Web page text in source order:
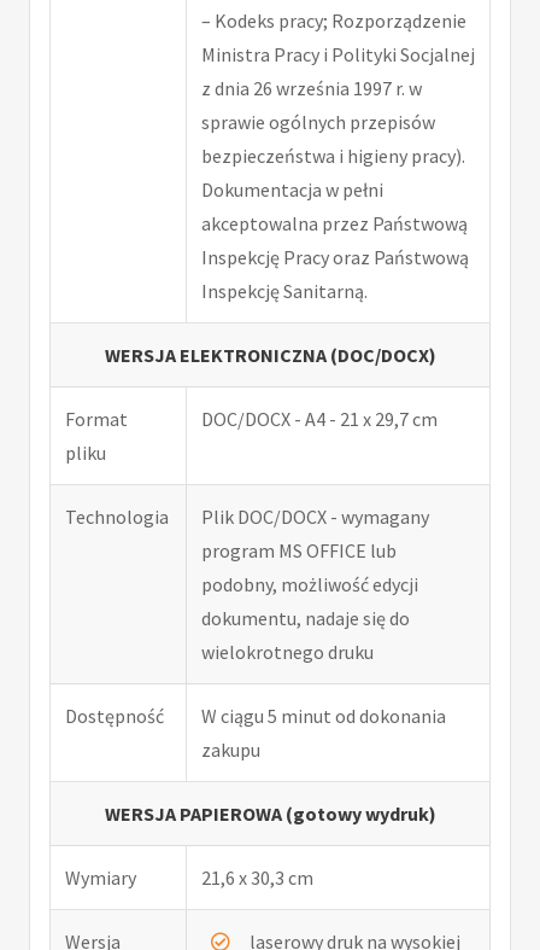
– Kodeks pracy; Rozporządzenie
Ministra Pracy i Polityki Socjalnej
z dnia 26 września 1997 r. w
sprawie ogólnych przepisów
bezpieczeństwa i higieny pracy).
Dokumentacja w pełni
akceptowalna przez Państwową
Inspekcję Pracy oraz Państwową
Inspekcję Sanitarną.
WERSJA ELEKTRONICZNA (DOC/DOCX)
Format
pliku
DOC/DOCX - A4 - 21 x 29,7 cm
Technologia
Plik DOC/DOCX - wymagany
program MS OFFICE lub
podobny, możliwość edycji
dokumentu, nadaje się do
wielokrotnego druku
Dostępność
W ciągu 5 minut od dokonania
zakupu
WERSJA PAPIEROWA (gotowy wydruk)
Wymiary 21,6 x 30,3 cm
Wersja laserowy druk na wysokiej